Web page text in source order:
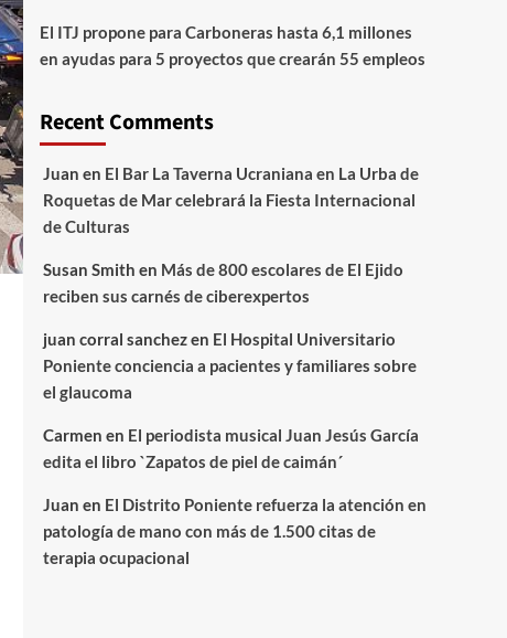
El ITJ propone para Carboneras hasta 6,1 millones
en ayudas para 5 proyectos que crearán 55 empleos
Recent Comments
Juan en El Bar La Taverna Ucraniana en La Urba de
Roquetas de Mar celebrará la Fiesta Internacional
de Culturas
Susan Smith en Más de 800 escolares de El Ejido
reciben sus carnés de ciberexpertos
juan corral sanchezen El Hospital Universitario
Poniente conciencia a pacientes y familiares sobre
el glaucoma
Carmen en El periodista musical Juan Jesús García
edita el libro `Zapatos de piel de caimán´
Juan en El Distrito Poniente refuerza la atención en
patología de mano con más de 1.500 citas de
terapia ocupacional